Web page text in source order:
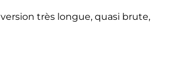
très longue, quasi brute,